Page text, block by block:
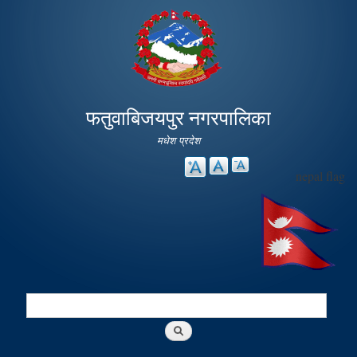
main
content
फतुवाबिजयपुर नगरपालिका
मधेश प्रदेश
nepal flag
Search